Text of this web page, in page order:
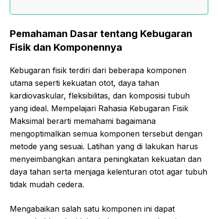
Pemahaman Dasar tentang Kebugaran
Fisik dan Komponennya
Kebugaran fisik terdiri dari beberapa komponen
utama seperti kekuatan otot, daya tahan
kardiovaskular, fleksibilitas, dan komposisi tubuh
yang ideal. Mempelajari Rahasia Kebugaran Fisik
Maksimal berarti memahami bagaimana
mengoptimalkan semua komponen tersebut dengan
metode yang sesuai. Latihan yang di lakukan harus
menyeimbangkan antara peningkatan kekuatan dan
daya tahan serta menjaga kelenturan otot agar tubuh
tidak mudah cedera.
Mengabaikan salah satu komponen ini dapat